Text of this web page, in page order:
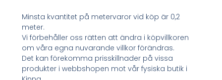
Minsta kvantitet på metervaror vid köp är 0,2
meter.
Vi förbehåller oss rätten att ändra i köpvillkoren
om våra egna nuvarande villkor förändras.
Det kan förekomma prisskillnader på vissa
produkter i webbshopen mot vår fysiska butik i